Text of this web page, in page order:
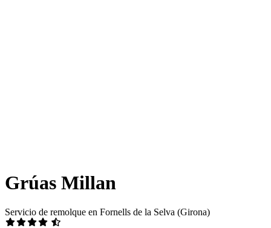
Grúas Millan
Servicio de remolque en Fornells de la Selva (Girona)